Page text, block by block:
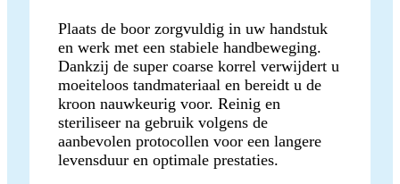
Plaats de boor zorgvuldig in uw handstuk
en werk met een stabiele handbeweging.
Dankzij de super coarse korrel verwijdert u
moeiteloos tandmateriaal en bereidt u de
kroon nauwkeurig voor. Reinig en
steriliseer na gebruik volgens de
aanbevolen protocollen voor een langere
levensduur en optimale prestaties.